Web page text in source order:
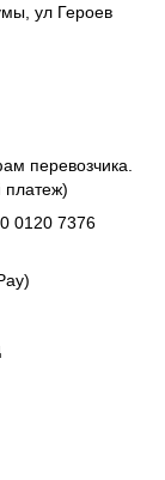
ул Героев
перевозчика.
0120 7376